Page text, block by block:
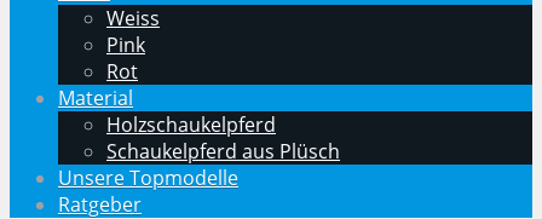
Weiss
Pink
Rot
Material
Holzschaukelpferd
Schaukelpferd aus Plüsch
Unsere Topmodelle
Ratgeber